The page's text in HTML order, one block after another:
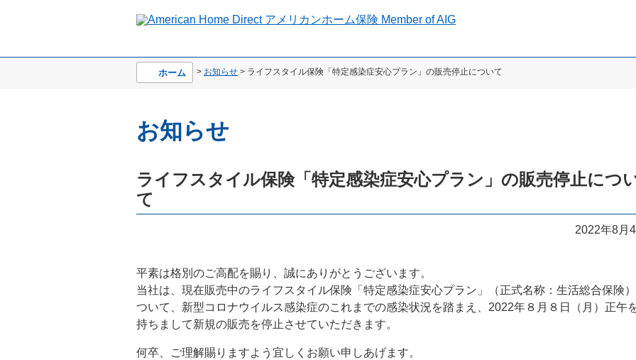
ホーム > お知らせ > ライフスタイル保険「特定感染症安心プラン」の販売停止について
お知らせ
ライフスタイル保険「特定感染症安心プラン」の販売停止につ
て
2022年8月
平素は格別のご高配を賜り、誠にありがとうございます。
当社は、現在販売中のライフスタイル保険「特定感染症安心プラン」（正式名称：生活総合保険
ついて、新型コロナウイルス感染症のこれまでの感染状況を踏まえ、2022年８月８日（月）正午
持ちまして新規の販売を停止させていただきます。
何卒、ご理解賜りますよう宜しくお願い申しあげます。